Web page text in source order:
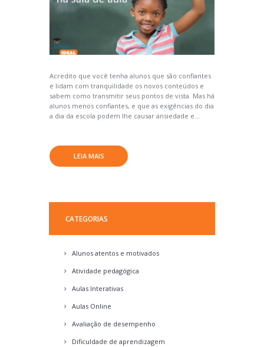
Acredito que você tenha alunos que são confiantes
e lidam com tranquilidade os novos conteúdos e
sabem como transmitir seus pontos de vista. Mas há
alunos menos confiantes, e que as exigências do dia
a dia da escola podem lhe causar ansiedade e...
LEIA MAIS
CATEGORIAS
Alunos atentos e motivados
Atividade pedagógica
Aulas Interativas
Aulas Online
Avaliação de desempenho
Dificuldade de aprendizagem